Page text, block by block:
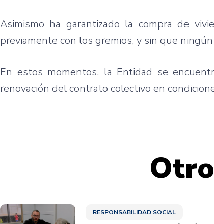
Asimismo ha garantizado la compra de
previamente con los gremios, y sin que
En estos momentos, la Entidad se
renovación del contrato colectivo en
RESPONSABILIDAD SOCIAL